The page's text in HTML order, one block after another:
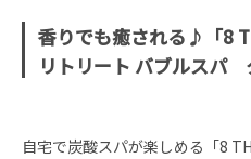
香りでも癒される♪「8
リトリート バブルスパ
自宅で炭酸スパが楽しめる「8